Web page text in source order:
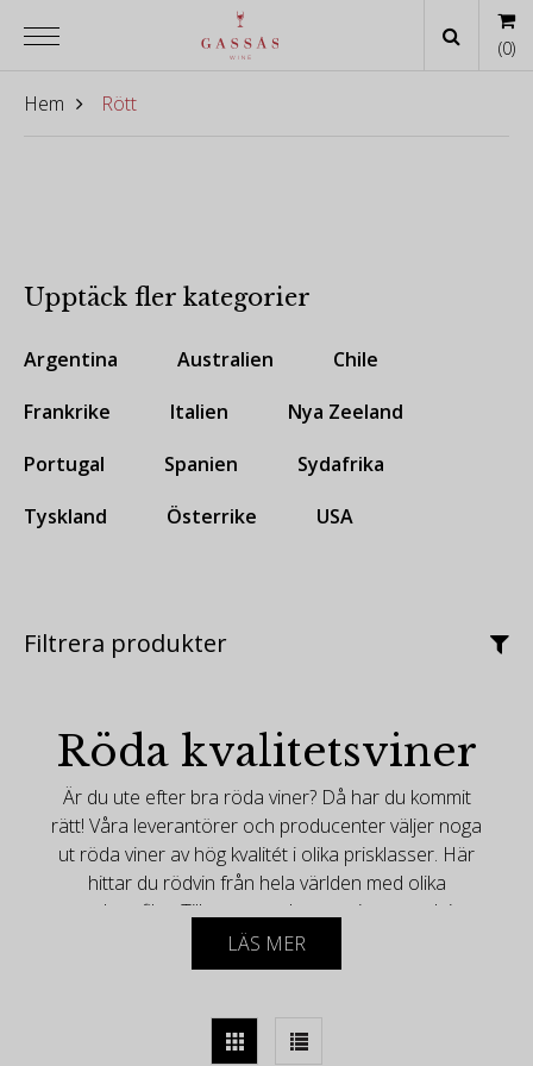
Hem Rött
Upptäck fler kategorier
Argentina Australien
Chile
Frankrike
Italien
Nya Zeeland
Portugal
Spanien
Sydafrika
Tyskland
Österrike USA
Filtrera produkter
Röda kvalitetsviner
Är du ute efter bra röda viner? Då har du kommit
rätt! Våra leverantörer och producenter väljer noga
ut röda viner av hög kvalitét i olika prisklasser. Här
hittar du rödvin från hela världen med olika
smakprofiler. Tillsammans bygger vi ett attraktivt
sortiment med viner, som många av världens
vinskribenter och vinkritiker omtalar i media. Här
vinmarknaden som vi gärna vill dela med er.
Vill du göra en egen blandlåda av viner ur vårt
LÄS MER
(0)